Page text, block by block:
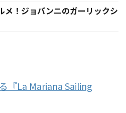
メ！ジョバンニのガーリックシ
『La Mariana Sailing